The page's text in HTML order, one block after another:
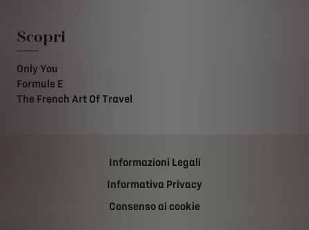
Scopri
Only You
Formule E
The French Art Of Travel
Informazioni Legali
Informativa Privacy
Consenso ai cookie